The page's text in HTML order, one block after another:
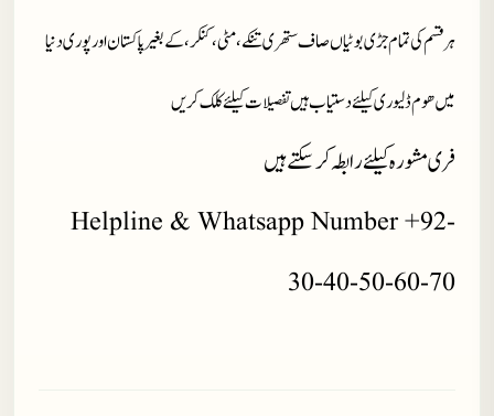
ہر قسم کی تمام جڑی بوٹیاں صاف ستھری تنکے، مٹی، کنکر، کے بغیر پاکستان اور پوری دنیا
میں ھوم ڈلیوری کیلئے دستیاب ہیں تفصیلات کیلئے کلک کریں
فری مشورہ کیلئے رابطہ کر سکتے ہیں
Helpline & Whatsapp Number +92-
30-40-50-60-70